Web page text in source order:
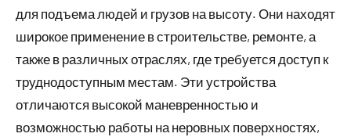
для подъема людей и грузов на высоту. Они находят
широкое применение в строительстве, ремонте, а
также в различных отраслях, где требуется доступ к
труднодоступным местам. Эти устройства
отличаются высокой маневренностью и
возможностью работы на неровных поверхностях,